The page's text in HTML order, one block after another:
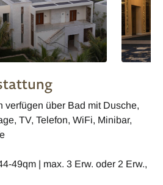
verfügen über Bad mit Dusche,
TV, Telefon, WiFi, Minibar,
49qm | max. 3 Erw. oder 2 Erw.,